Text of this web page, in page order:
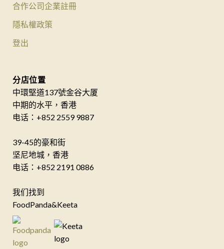
合作公司企業註冊
隱私權政策
登出
分店位置
中環堅道137號金谷大厦
中期的水平，香港
电话：+852 2559 9887
39-45的豪和街
坚尼地城，香港
电话：+852 2191 0886
我们找到
FoodPanda&Keeta